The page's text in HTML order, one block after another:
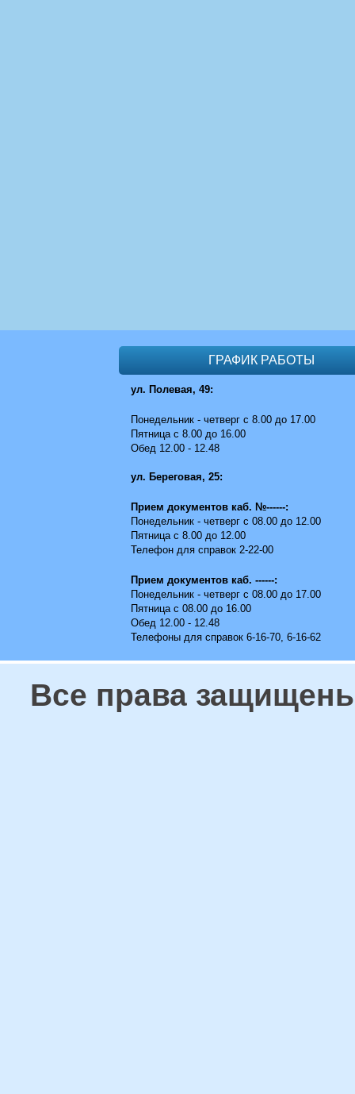
ГРАФИК РАБОТЫ
ул. Полевая, 49:
Понедельник - четверг с 8.00 до 17.00
Пятница с 8.00 до 16.00
Обед 12.00 - 12.48
ул. Береговая, 25:
Прием документов каб. №------:
Понедельник - четверг с 08.00 до 12.00
Пятница с 8.00 до 12.00
Телефон для справок 2-22-00
Прием документов каб. ------:
Понедельник - четверг с 08.00 до 17.00
Пятница с 08.00 до 16.00
Обед 12.00 - 12.48
Телефоны для справок 6-16-70, 6-16-62
Все права